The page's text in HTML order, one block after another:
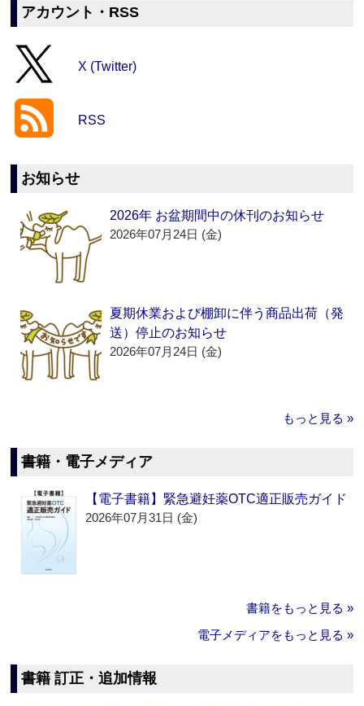
アカウント・RSS
X (Twitter)
RSS
お知らせ
2026年 お盆期間中の休刊のお知らせ
2026年07月24日 (金)
夏期休業および棚卸に伴う商品出荷（発
送）停止のお知らせ
2026年07月24日 (金)
もっと見る »
書籍・電子メディア
【電子書籍】緊急避妊薬OTC適正販売ガイド
2026年07月31日 (金)
書籍をもっと見る »
電子メディアをもっと見る »
書籍 訂正・追加情報